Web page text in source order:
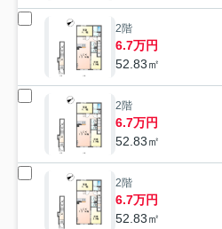
2階
6.7万円
52.83㎡
2階
6.7万円
52.83㎡
2階
6.7万円
52.83㎡